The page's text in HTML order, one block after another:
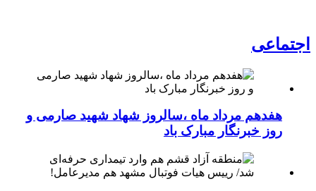
اجتماعی
هفدهم مرداد ماه ،سالروز شهاد شهید صارمی و
روز خبرنگار مبارک باد